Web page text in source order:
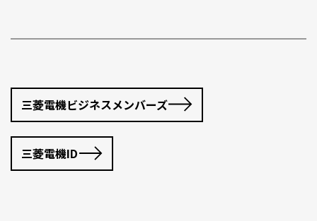
三菱電機ビジネスメンバーズ
三菱電機ID